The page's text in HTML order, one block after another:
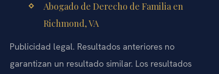
Abogado de Derecho de Familia en
Richmond, VA
Publicidad legal. Resultados anteriores no
garantizan un resultado similar. Los resultados